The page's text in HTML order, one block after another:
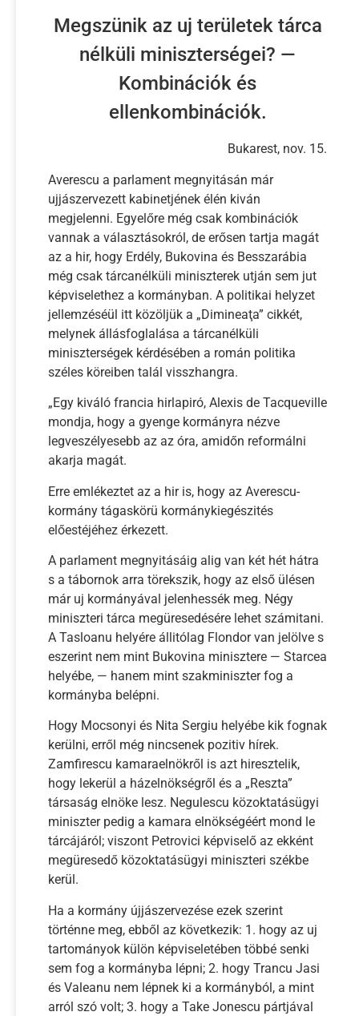
Megszünik az uj területek tárca
nélküli miniszterségei? —
Kombinációk és
ellenkombinációk.
Bukarest, nov. 15.
Averescu a parlament megnyitásán már
ujjászervezett kabinetjének élén kiván
megjelenni. Egyelőre még csak kombinációk
vannak a választásokról, de erősen tartja magát
az a hir, hogy Erdély, Bukovina és Besszarábia
még csak tárcanélküli miniszterek utján sem jut
képviselethez a kormányban. A politikai helyzet
jellemzéséül itt közöljük a „Dimineaţa” cikkét,
melynek állásfoglalása a tárcanélküli
miniszterségek kérdésében a román politika
széles köreiben talál visszhangra.
„Egy kiváló francia hirlapiró, Alexis de Tacqueville
mondja, hogy a gyenge kormányra nézve
legveszélyesebb az az óra, amidőn reformálni
akarja magát.
Erre emlékeztet az a hir is, hogy az Averescu-
kormány tágaskörü kormánykiegészités
előestéjéhez érkezett.
A parlament megnyitásáig alig van két hét hátra
s a tábornok arra törekszik, hogy az első ülésen
már uj kormányával jelenhessék meg. Négy
miniszteri tárca megüresedésére lehet számitani.
A Tasloanu helyére állitólag Flondor van jelölve s
eszerint nem mint Bukovina minisztere — Starcea
helyébe, — hanem mint szakminiszter fog a
kormányba belépni.
Hogy Mocsonyi és Nita Sergiu helyébe kik fognak
kerülni, erről még nincsenek pozitiv hírek.
Zamfirescu kamaraelnökről is azt hiresztelik,
hogy lekerül a házelnökségről és a „Reszta”
társaság elnöke lesz. Negulescu közoktatásügyi
miniszter pedig a kamara elnökségéért mond le
tárcájáról; viszont Petrovici képviselő az ekként
megüresedő közoktatásügyi miniszteri székbe
kerül.
Ha a kormány újjászervezése ezek szerint
történne meg, ebből az következik: 1. hogy az uj
tartományok külön képviseletében többé senki
sem fog a kormányba lépni; 2. hogy Trancu Jasi
és Valeanu nem lépnek ki a kormányból, a mint
arról szó volt; 3. hogy a Take Jonescu pártjával